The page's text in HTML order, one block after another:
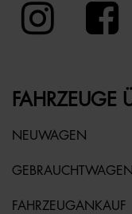
FAHRZEUGE
NEUWAGEN
GEBRAUCHTWAGEN
FAHRZEUGANKAUF